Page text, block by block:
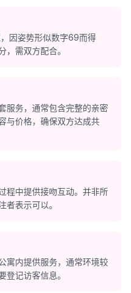
因姿势形似数字69而得
，需双方配合。
服务，通常包含完整的亲密
与价格，确保双方达成共
程中提供接吻互动。并非所
者表示可以。
寓内提供服务，通常环境较
登记访客信息。